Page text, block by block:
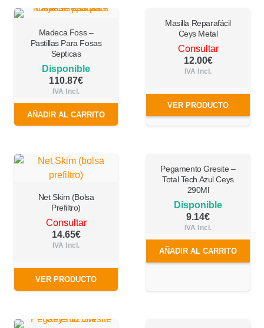
Madeca Foss –
Pastillas Para Fosas
Septicas
Disponible
110.87€
IVA Incl.
AÑADIR AL CARRITO
Masilla Reparafácil
Ceys Metal
Consultar
12.00€
IVA Incl.
VER PRODUCTO
Net Skim (Bolsa
Prefiltro)
Consultar
14.65€
IVA Incl.
VER PRODUCTO
Pegamento Gresite –
Total Tech Azul Ceys
290Ml
Disponible
9.14€
IVA Incl.
AÑADIR AL CARRITO